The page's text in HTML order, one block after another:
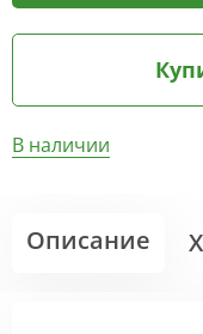
В наличии
Описание